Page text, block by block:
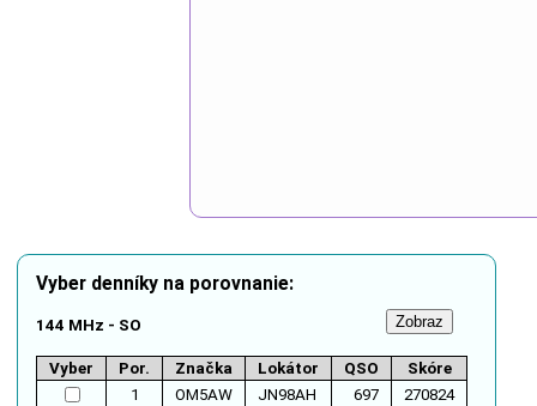
Vyber denníky na porovnanie:
144 MHz - SO
Vyber Por. Značka Lokátor QSO
Skóre
1
OM5AW JN98AH 697
270824